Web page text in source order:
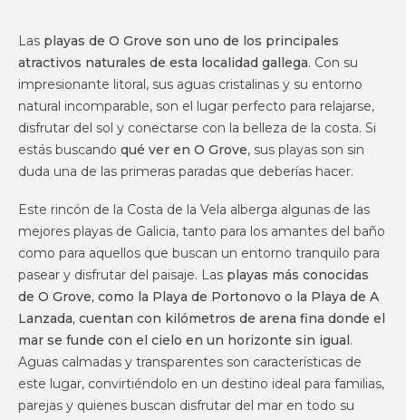
Las playas de O Grove son uno de los principales
atractivos naturales de esta localidad gallega. Con su
impresionante litoral, sus aguas cristalinas y su entorno
natural incomparable, son el lugar perfecto para relajarse,
disfrutar del sol y conectarse con la belleza de la costa. Si
estás buscando qué ver en O Grove, sus playas son sin
duda una de las primeras paradas que deberías hacer.
Este rincón de la Costa de la Vela alberga algunas de las
mejores playas de Galicia, tanto para los amantes del baño
como para aquellos que buscan un entorno tranquilo para
pasear y disfrutar del paisaje. Las playas más conocidas
de O Grove, como la Playa de Portonovo o la Playa de A
Lanzada, cuentan con kilómetros de arena fina donde el
mar se funde con el cielo en un horizonte sin igual.
Aguas calmadas y transparentes son características de
este lugar, convirtiéndolo en un destino ideal para familias,
parejas y quienes buscan disfrutar del mar en todo su